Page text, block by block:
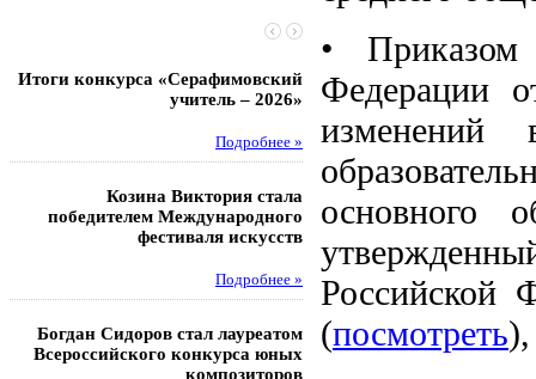
Итоги конкурса «Серафимовский
учитель – 2026»
Подробнее »
Козина Виктория стала
победителем Международного
фестиваля искусств
Подробнее »
Богдан Сидоров стал лауреатом
Всероссийского конкурса юных
композиторов
Чебаненко Глеб стал
областных
Музафаров Пётр стал
турнира
победителями
этапа XXI
• Приказом
основного
Российской
(посмотреть),